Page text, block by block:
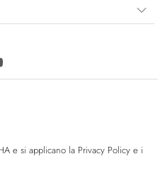
e si applicano la Privacy Policy e i